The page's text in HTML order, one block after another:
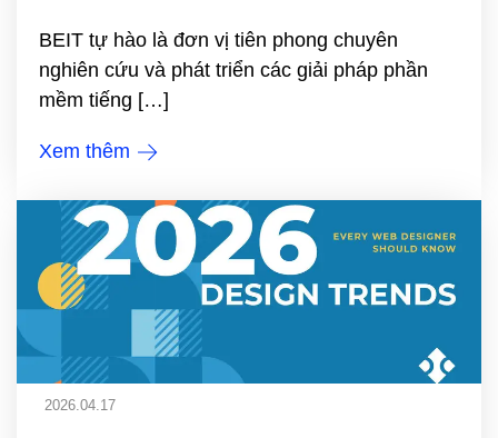
BEIT tự hào là đơn vị tiên phong chuyên
nghiên cứu và phát triển các giải pháp phần
mềm tiếng […]
Xem thêm
2026.04.17